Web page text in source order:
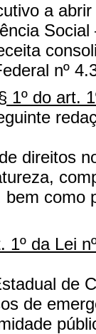
a
nº
1º do art.
direitos
1º da Lei
de
de